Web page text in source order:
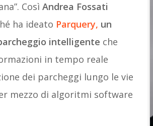
Così Andrea Fossati
ha ideato Parquery, un
intelligente che
in tempo reale
dei parcheggi lungo le vie
mezzo di algoritmi software